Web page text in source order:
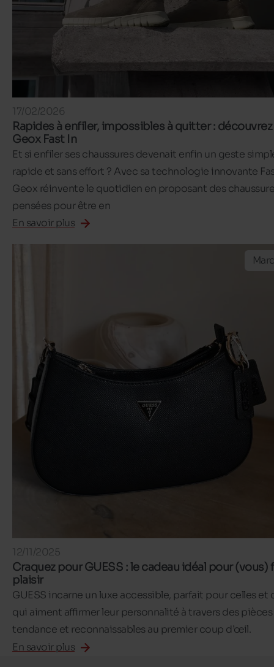
17/02/2026
Rapides à enfiler, impossibles à quitter :
Geox Fast In
Et si enfiler ses chaussures devenait enfin un geste
rapide et sans effort ? Avec sa technologie innovante
Geox réinvente le quotidien en proposant des
pensées pour être en
En savoir plus
12/11/2025
Craquez pour GUESS : le cadeau idéal pour (vous)
plaisir
GUESS incarne un luxe accessible, parfait pour celles et
qui aiment affirmer leur personnalité à travers des pièces
tendance et reconnaissables au premier coup d’œil.
En savoir plus